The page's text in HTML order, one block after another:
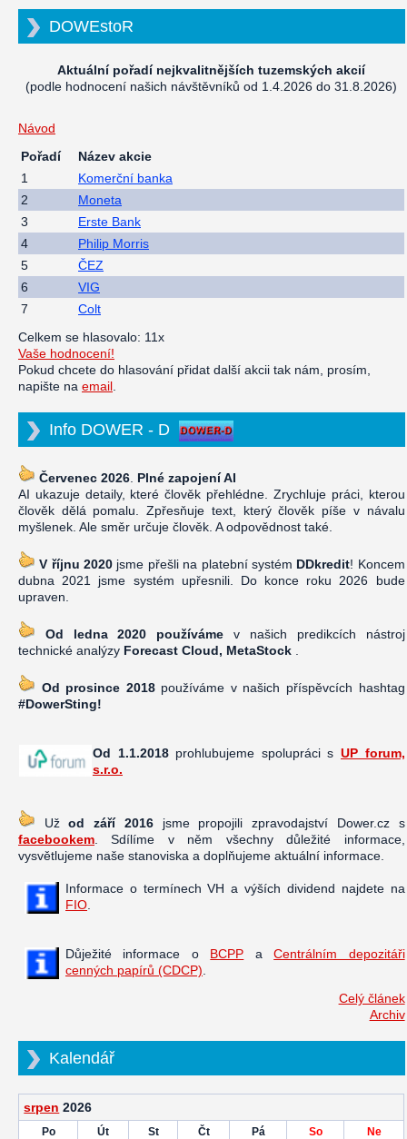
DOWEstoR
Aktuální pořadí nejkvalitnějších tuzemských akcií
(podle hodnocení našich návštěvníků od 1.4.2026 do 31.8.2026)
Návod
Pořadí
Název akcie
1
Komerční banka
2
Moneta
3
Erste Bank
4
Philip Morris
5
ČEZ
6
VIG
7
Colt
Celkem se hlasovalo: 11x
Vaše hodnocení!
Pokud chcete do hlasování přidat další akcii tak nám, prosím,
napište na email
Info DOWER - D
Červenec 2026 Plné zapojení AI
AI ukazuje detaily, které člověk přehlédne. Zrychluje práci, kterou
člověk dělá pomalu. Zpřesňuje text, který člověk píše v návalu
myšlenek. Ale směr určuje člověk. A odpovědnost také.
V říjnu 2020 jsme přešli na platební systém DDkredit! Koncem
dubna 2021 jsme systém upřesnili. Do konce roku 2026 bude
upraven.
Od ledna 2020 používáme v našich predikcích nástroj
technické analýzy Forecast Cloud, MetaStock
Od prosince 2018používáme v našich příspěvcích hashtag
#DowerSting!
Od 1.1.2018prohlubujeme spolupráci sUP forum,
s.r.o.
Užod září 2016jsme propojili zpravodajství Dower.cz s
facebookem . Sdílíme v něm všechny důležité informace,
vysvětlujeme naše stanoviska a doplňujeme aktuální informace.
Informace o termínech VH a výších dividend najdete na
FIO
Důježité informace o BCPP aCentrálním depozitáři
cenných papírů (CDCP)
Celý článek
Archiv
Kalendář
srpen 2026
Po Út St Čt Pá So
Ne